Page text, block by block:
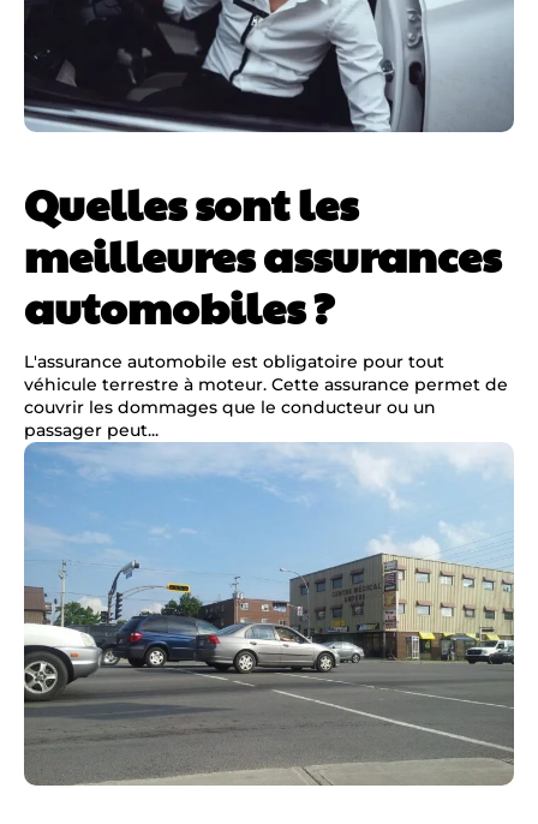
Quelles sont les
meilleures assurances
automobiles ?
L'assurance automobile est obligatoire pour tout
véhicule terrestre à moteur. Cette assurance permet de
couvrir les dommages que le conducteur ou un
passager peut...